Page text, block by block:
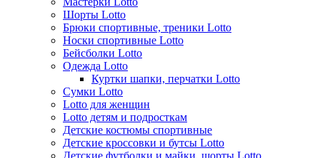
Шорты Lotto
Брюки спортивные, треники Lotto
Носки спортивные Lotto
Бейсболки Lotto
Одежда Lotto
Куртки шапки, перчатки Lotto
Сумки Lotto
Lotto для женщин
Lotto детям и подросткам
Детские костюмы спортивные
Детские кроссовки и бутсы Lotto
Детские футболки и майки, шорты Lotto